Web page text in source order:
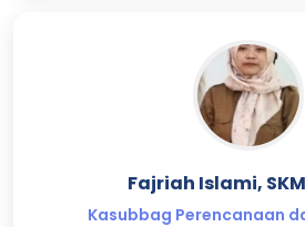
Fajriah Islami,
Kasubbag Perencanaan